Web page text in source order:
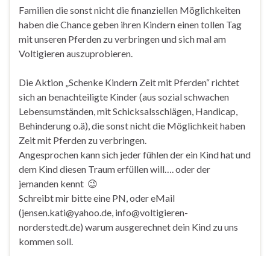
Familien die sonst nicht die finanziellen Möglichkeiten
haben die Chance geben ihren Kindern einen tollen Tag
mit unseren Pferden zu verbringen und sich mal am
Voltigieren auszuprobieren.
Die Aktion „Schenke Kindern Zeit mit Pferden“ richtet
sich an benachteiligte Kinder (aus sozial schwachen
Lebensumständen, mit Schicksalsschlägen, Handicap,
Behinderung o.ä), die sonst nicht die Möglichkeit haben
Zeit mit Pferden zu verbringen.
Angesprochen kann sich jeder fühlen der ein Kind hat und
dem Kind diesen Traum erfüllen will…. oder der
jemanden kennt 😉
Schreibt mir bitte eine PN, oder eMail
(jensen.kati@yahoo.de, info@voltigieren-
norderstedt.de) warum ausgerechnet dein Kind zu uns
kommen soll.